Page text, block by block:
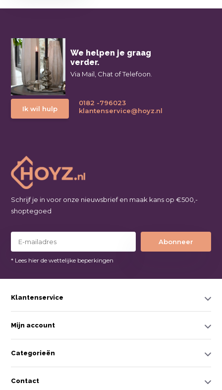
We helpen je graag
verder.
Via Mail, Chat of Telefoon.
Ik wil hulp
0182 -796023
klantenservice@hoyz.nl
Schrijf je in voor onze nieuwsbrief en maak kans op €500,-
shoptegoed
Abonneer
* Lees hier de wettelijke beperkingen
Klantenservice
Mijn account
Categorieën
Contact